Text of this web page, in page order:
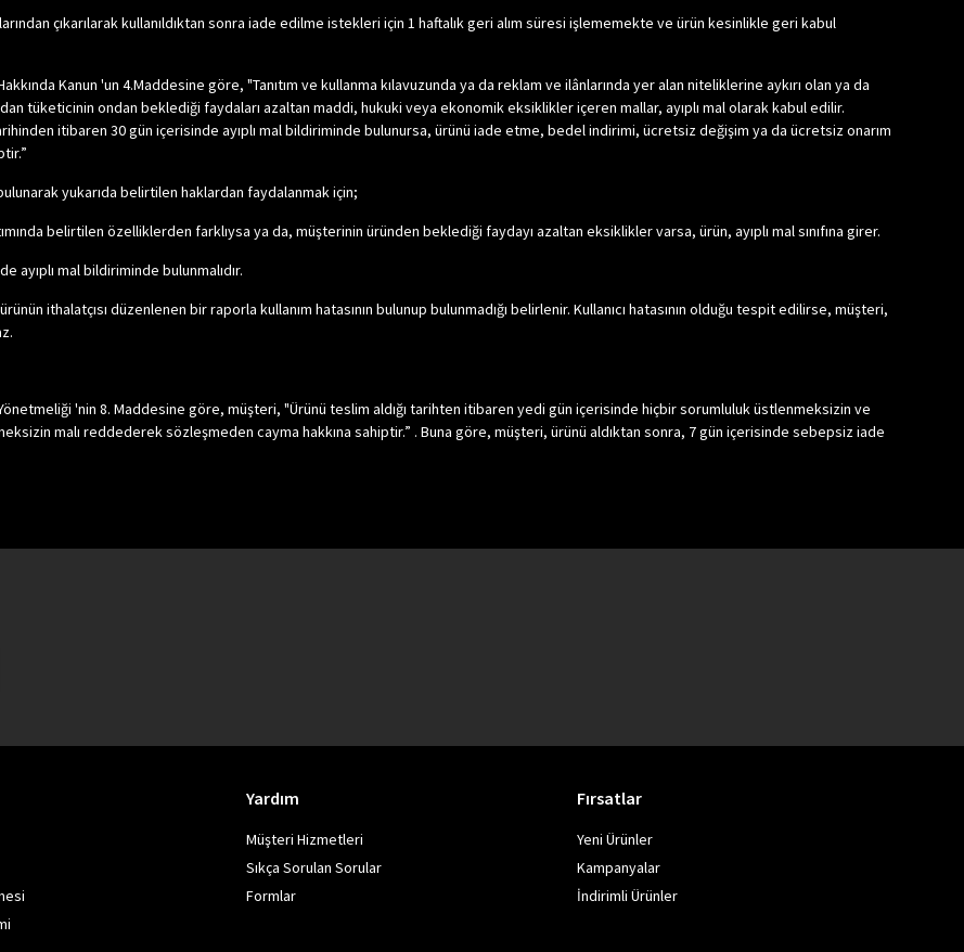
çıkarılarak kullanıldıktan sonra iade edilme istekleri için 1 haftalık geri alım süresi işlememekte ve ürün kesinlikle geri kabul
Kanun 'un 4.Maddesine göre, "Tanıtım ve kullanma kılavuzunda ya da reklam ve ilânlarında yer alan niteliklerine aykırı olan ya da
tüketicinin ondan beklediği faydaları azaltan maddi, hukuki veya ekonomik eksiklikler içeren mallar, ayıplı mal olarak kabul edilir.
itibaren 30 gün içerisinde ayıplı mal bildiriminde bulunursa, ürünü iade etme, bedel indirimi, ücretsiz değişim ya da ücretsiz onarım
yukarıda belirtilen haklardan faydalanmak için;
belirtilen özelliklerden farklıysa ya da, müşterinin üründen beklediği faydayı azaltan eksiklikler varsa, ürün, ayıplı mal sınıfına girer.
ayıplı mal bildiriminde bulunmalıdır.
ithalatçısı düzenlenen bir raporla kullanım hatasının bulunup bulunmadığı belirlenir. Kullanıcı hatasının olduğu tespit edilirse, müşteri,
'nin 8. Maddesine göre, müşteri, "Ürünü teslim aldığı tarihten itibaren yedi gün içerisinde hiçbir sorumluluk üstlenmeksizin ve
malı reddederek sözleşmeden cayma hakkına sahiptir.” . Buna göre, müşteri, ürünü aldıktan sonra, 7 gün içerisinde sebepsiz iade
Yardım
Müşteri Hizmetleri
Sıkça Sorulan Sorular
Formlar
Fırsatlar
Yeni Ürünler
Kampanyalar
İndirimli Ürünler